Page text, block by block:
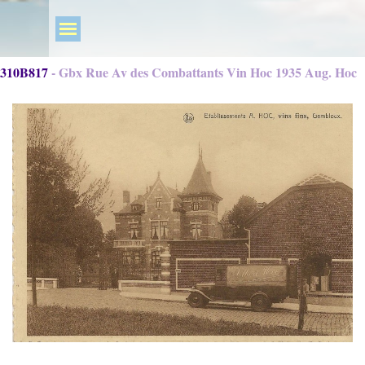
310B817 - Gbx Rue Av des Combattants Vin Hoc 1935 Aug. Hoc